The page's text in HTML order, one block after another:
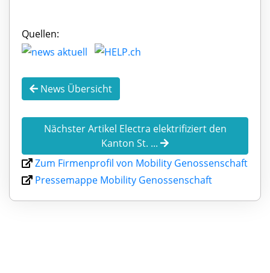
Quellen:
News Übersicht
Nächster Artikel Electra elektrifiziert den
Kanton St. ...
Zum Firmenprofil von Mobility Genossenschaft
Pressemappe Mobility Genossenschaft